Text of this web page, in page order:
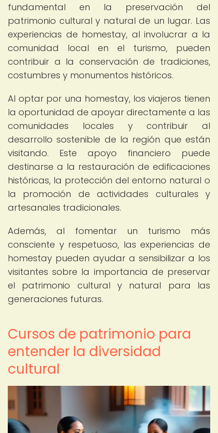
fundamental en la preservación del
patrimonio cultural y natural de un lugar. Las
experiencias de homestay, al involucrar a la
comunidad local en el turismo, pueden
contribuir a la conservación de tradiciones,
costumbres y monumentos históricos.
Al optar por una homestay, los viajeros tienen
la oportunidad de apoyar directamente a las
comunidades locales y contribuir al
desarrollo sostenible de la región que están
visitando. Este apoyo financiero puede
destinarse a la restauración de edificaciones
históricas, la protección del entorno natural o
la promoción de actividades culturales y
artesanales tradicionales.
Además, al fomentar un turismo más
consciente y respetuoso, las experiencias de
homestay pueden ayudar a sensibilizar a los
visitantes sobre la importancia de preservar
el patrimonio cultural y natural para las
generaciones futuras.
Cursos de patrimonio para
entender la diversidad
cultural